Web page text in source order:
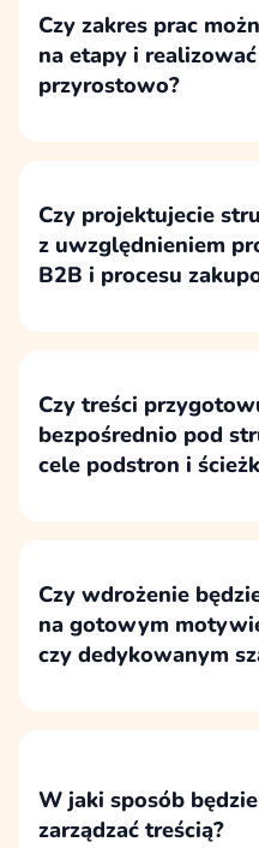
odpowiedzialności i
Czy zakres prac
na etapy i
przyrostowo?
budżet i
Czy projektujecie
z uwzględnieniem
B2B i procesu
na kolejnych etapach
Czy treści
bezpośrednio pod
cele podstron i
zestaw tekstów.
Czy wdrożenie
na gotowym
czy dedykowanym
na obecnym motywie
W jaki sposób
zarządzać treścią?